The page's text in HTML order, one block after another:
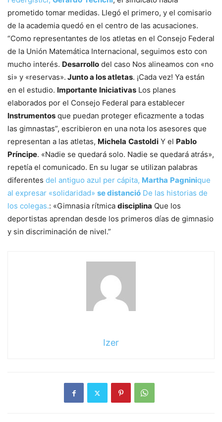
prometido tomar medidas. Llegó el primero, y el comisario
de la academia quedó en el centro de las acusaciones.
“Como representantes de los atletas en el Consejo Federal
de la Unión Matemática Internacional, seguimos esto con
mucho interés. Desarrollo del caso Nos alineamos con «no
si» y «reservas». Junto a los atletas. ¡Cada vez! Ya están
en el estudio. Importante Iniciativas Los planes
elaborados por el Consejo Federal para establecer
Instrumentos que puedan proteger eficazmente a todas
las gimnastas”, escribieron en una nota los asesores que
representan a las atletas, Michela Castoldi Y el Pablo
Príncipe. «Nadie se quedará solo. Nadie se quedará atrás»,
repetía el comunicado. En su lugar se utilizan palabras
diferentes del antiguo azul per cápita, Martha Pagninique
al expresar «solidaridad» se distanció De las historias de
los colegas.: «Gimnasia rítmica disciplina Que los
deportistas aprendan desde los primeros días de gimnasio
y sin discriminación de nivel.”
Izer